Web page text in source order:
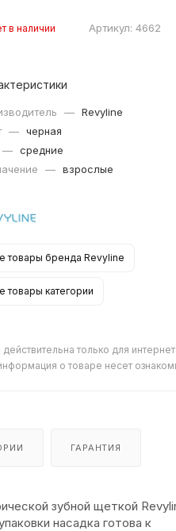
в наличии Артикул: 4662
— Revyline
— черная
— средние
— взрослые
товары бренда Revyline
товары категории
действительна только для
о товаре несет
ГАРАНТИЯ
зубной щеткой
насадка готова к